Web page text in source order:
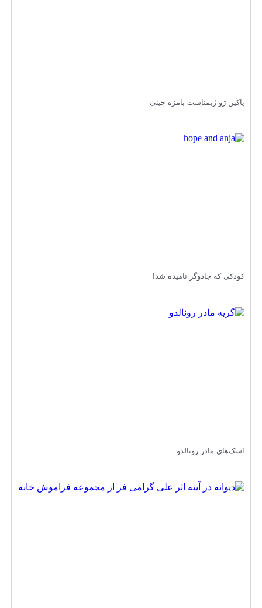
یاکین ژو ژیمناست بامزه چینی
کودکی که جادوگر نامیده شد!
اشک‌های مادر رونالدو